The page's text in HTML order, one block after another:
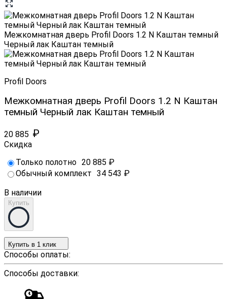
Межкомнатная дверь Profil Doors 1.2 N Каштан темный
Черный лак Каштан темный
Profil Doors
Межкомнатная дверь Profil Doors 1.2 N Каштан
темный Черный лак Каштан темный
20 885 ₽
Скидка
Только полотно 20 885 ₽
Обычный комплект 34 543 ₽
В наличии
Купить
Купить в 1 клик
Способы оплаты:
Способы доставки: